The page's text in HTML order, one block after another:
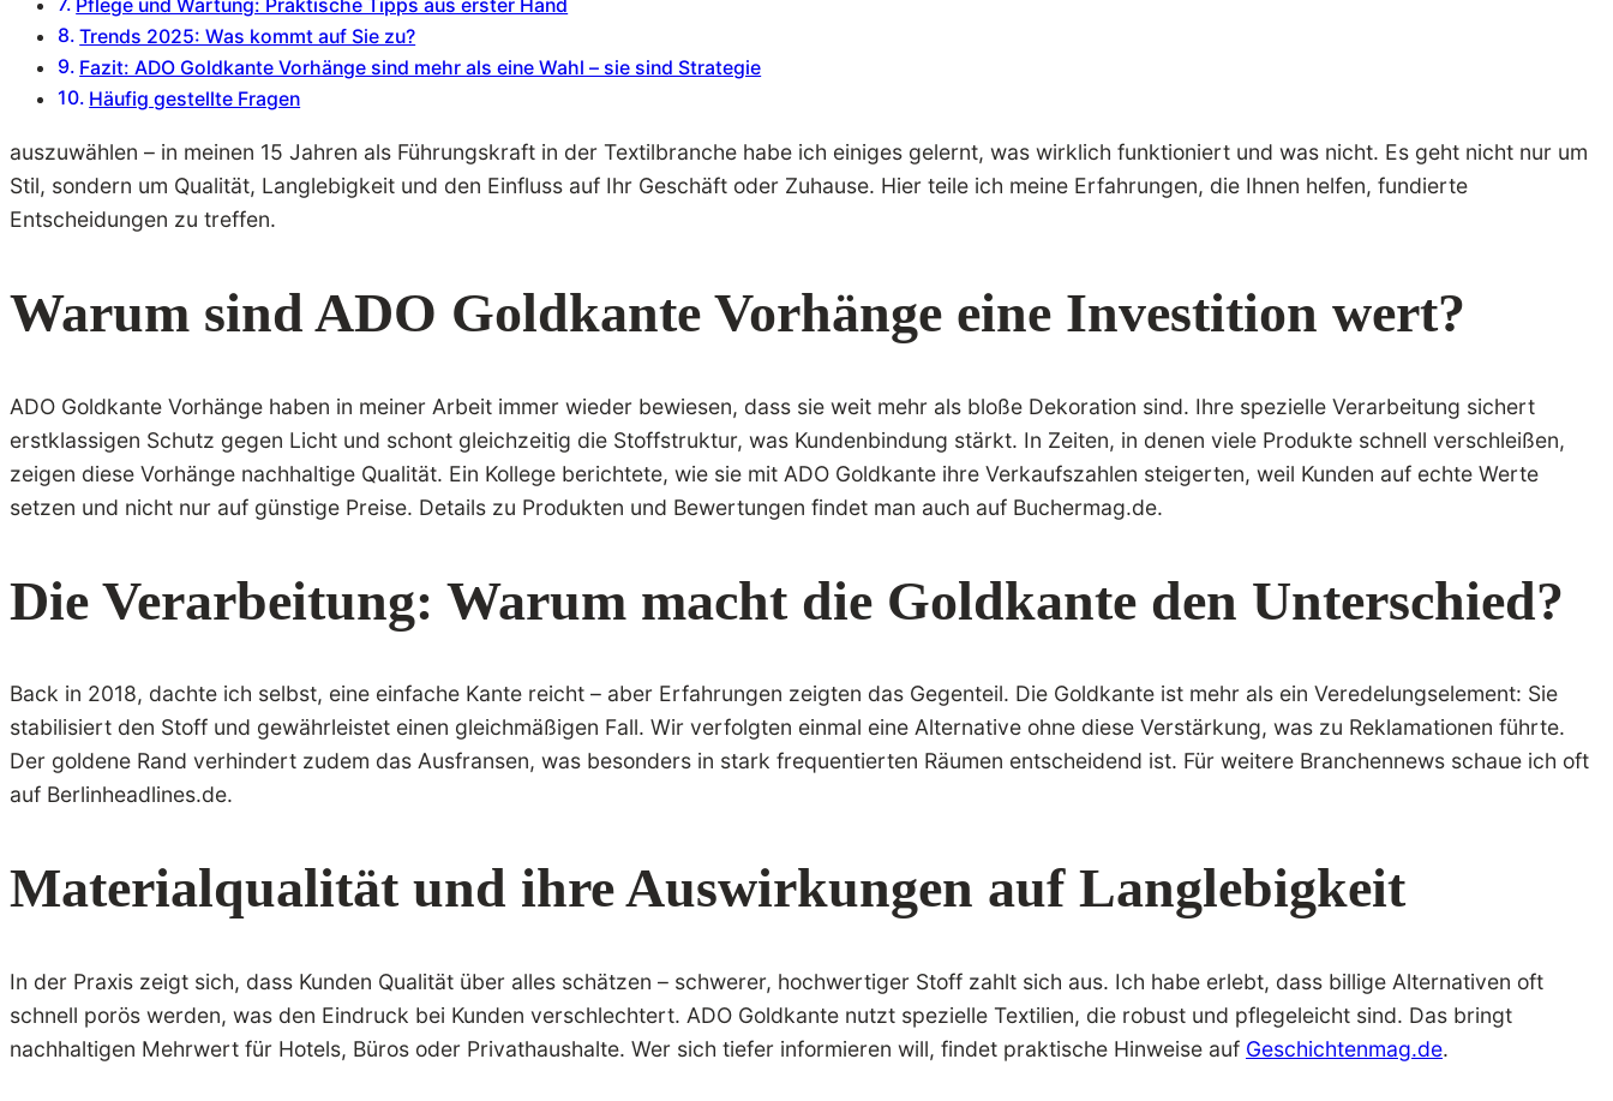
Pflege und Wartung: Praktische Tipps aus erster Hand
Trends 2025: Was kommt auf Sie zu?
Fazit: ADO Goldkante Vorhänge sind mehr als eine Wahl – sie sind Strategie
Häufig gestellte Fragen
auszuwählen – in meinen 15 Jahren als Führungskraft in der Textilbranche habe ich einiges gelernt, was wirklich funktioniert und was nicht. Es geht nicht nur um
Stil, sondern um Qualität, Langlebigkeit und den Einfluss auf Ihr Geschäft oder Zuhause. Hier teile ich meine Erfahrungen, die Ihnen helfen, fundierte
Entscheidungen zu treffen.
Warum sind ADO Goldkante Vorhänge eine Investition wert?
ADO Goldkante Vorhänge haben in meiner Arbeit immer wieder bewiesen, dass sie weit mehr als bloße Dekoration sind. Ihre spezielle Verarbeitung sichert
erstklassigen Schutz gegen Licht und schont gleichzeitig die Stoffstruktur, was Kundenbindung stärkt. In Zeiten, in denen viele Produkte schnell verschleißen,
zeigen diese Vorhänge nachhaltige Qualität. Ein Kollege berichtete, wie sie mit ADO Goldkante ihre Verkaufszahlen steigerten, weil Kunden auf echte Werte
setzen und nicht nur auf günstige Preise. Details zu Produkten und Bewertungen findet man auch auf Buchermag.de.
Die Verarbeitung: Warum macht die Goldkante den Unterschied?
Back in 2018, dachte ich selbst, eine einfache Kante reicht – aber Erfahrungen zeigten das Gegenteil. Die Goldkante ist mehr als ein Veredelungselement: Sie
stabilisiert den Stoff und gewährleistet einen gleichmäßigen Fall. Wir verfolgten einmal eine Alternative ohne diese Verstärkung, was zu Reklamationen führte.
Der goldene Rand verhindert zudem das Ausfransen, was besonders in stark frequentierten Räumen entscheidend ist. Für weitere Branchennews schaue ich oft
auf Berlinheadlines.de.
Materialqualität und ihre Auswirkungen auf Langlebigkeit
In der Praxis zeigt sich, dass Kunden Qualität über alles schätzen – schwerer, hochwertiger Stoff zahlt sich aus. Ich habe erlebt, dass billige Alternativen oft
schnell porös werden, was den Eindruck bei Kunden verschlechtert. ADO Goldkante nutzt spezielle Textilien, die robust und pflegeleicht sind. Das bringt
nachhaltigen Mehrwert für Hotels, Büros oder Privathaushalte. Wer sich tiefer informieren will, findet praktische Hinweise auf Geschichtenmag.de.